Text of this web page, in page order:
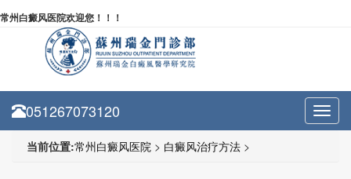
常州白癜风医院欢迎您！！！
051267073120
当前位置:常州白癜风医院 > 白癜风治疗方法 >